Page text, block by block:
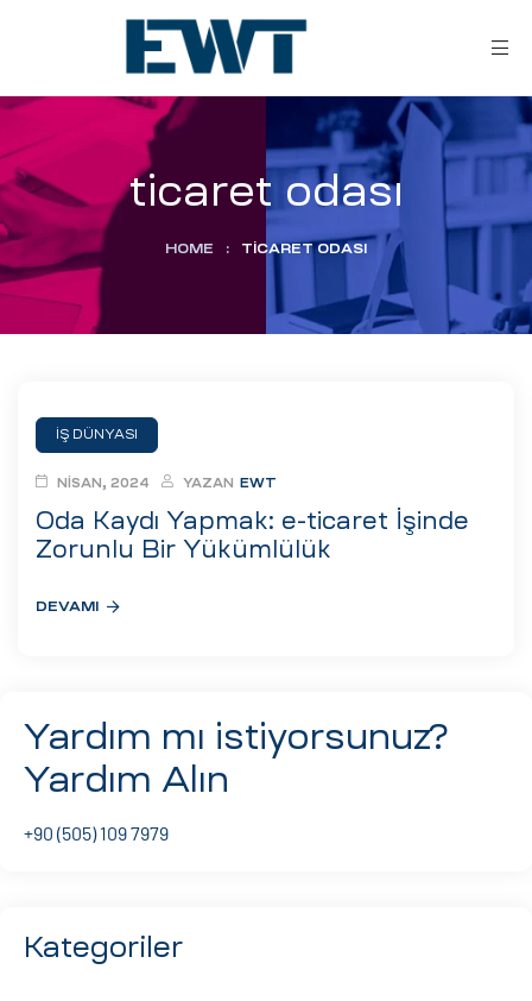
ticaret odası
HOME : TICARET ODASI
İŞ DÜNYASI
Oda Kaydı Yapmak: e-ticaret İşinde
Zorunlu Bir Yükümlülük
NISAN, 2024 YAZAN EWT
DEVAMI
Yardım mı istiyorsunuz?
Yardım Alın
+90 (505) 109 7979
Kategoriler